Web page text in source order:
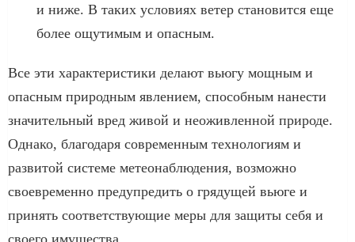
и ниже. В таких условиях ветер становится еще
более ощутимым и опасным.
Все эти характеристики делают вьюгу мощным и
опасным природным явлением, способным нанести
значительный вред живой и неоживленной природе.
Однако, благодаря современным технологиям и
развитой системе метеонаблюдения, возможно
своевременно предупредить о грядущей вьюге и
принять соответствующие меры для защиты себя и
своего имущества.